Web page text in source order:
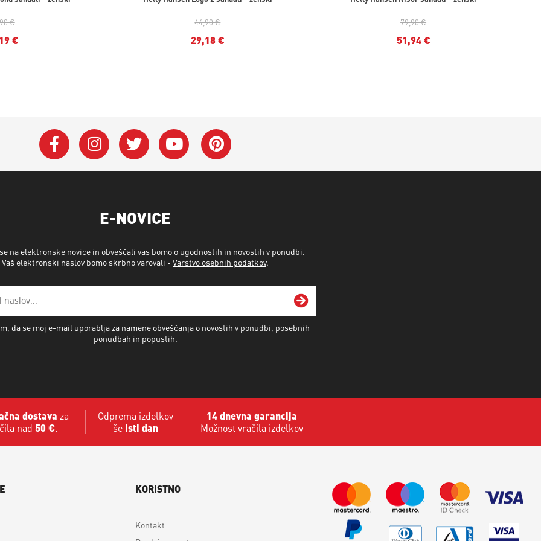
€
€
44,90 €
29,18 €
79,90 €
51,94 €
E-NOVICE
na elektronske novice in obveščali vas bomo o ugodnostih in novostih v ponudbi.
Vaš elektronski naslov bomo skrbno varovali - Varstvo osebnih podatkov.
da se moj e-mail uporablja za namene obveščanja o novostih v ponudbi, posebnih
ponudbah in popustih.
dostava za
nad 50 €.
Odprema izdelkov
še isti dan
14 dnevna garancija
Možnost vračila izdelkov
KORISTNO
Kontakt